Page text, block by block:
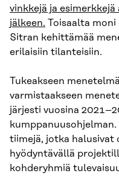
vinkkejä ja
jälkeen. Toisaalta moni
Sitran kehittämää
erilaisiin tilanteisiin.
Tukeakseen
varmistaakseen
järjesti vuosina
tiimejä, jotka halusivat
hyödyntävällä
kohderyhmiä